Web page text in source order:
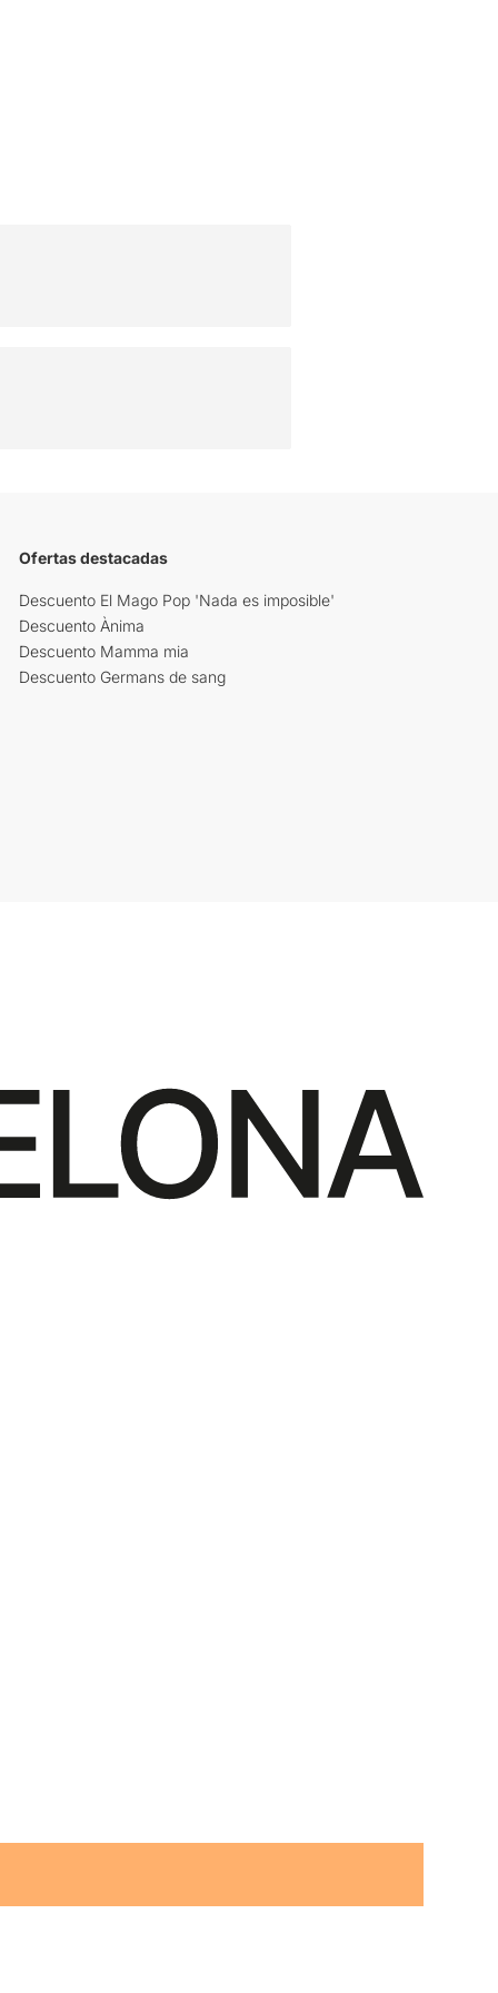
Ofertas destacadas
Descuento El Mago Pop 'Nada es imposible'
Descuento Ànima
Descuento Mamma mia
Descuento Germans de sang